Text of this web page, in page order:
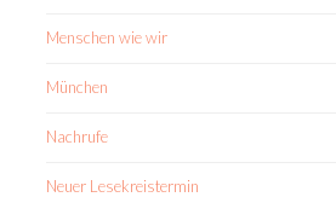
Menschen wie wir
München
Nachrufe
Neuer Lesekreistermin